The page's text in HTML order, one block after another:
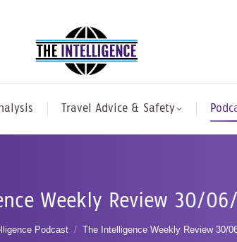
Travel Advice & Safety
Weekly Review 30/
Podcast The Intelligence Weekly Review 30/